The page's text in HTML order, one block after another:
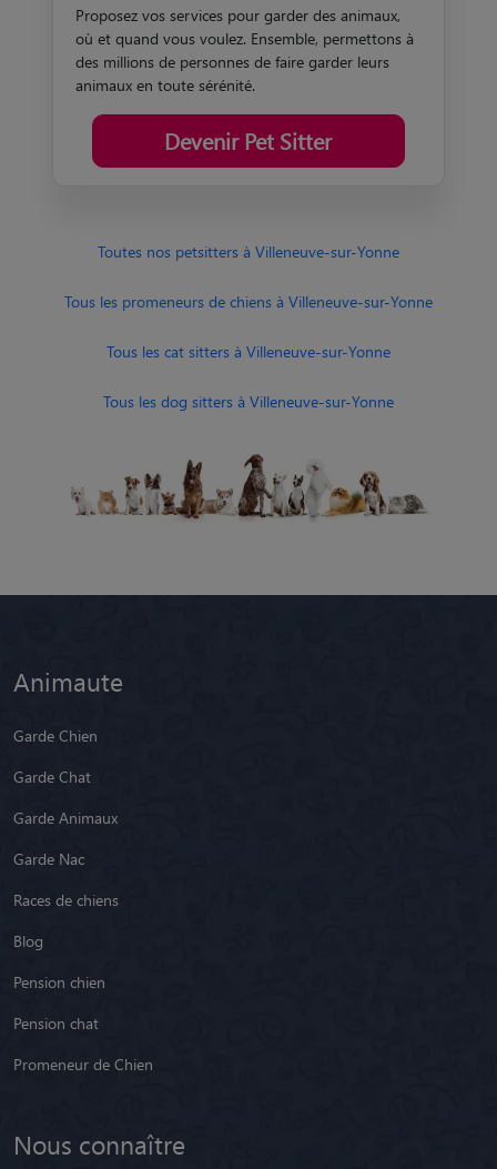
Proposez vos services pour garder des animaux,
où et quand vous voulez. Ensemble, permettons à
des millions de personnes de faire garder leurs
animaux en toute sérénité.
Devenir Pet Sitter
Toutes nos petsitters à Villeneuve-sur-Yonne
Tous les promeneurs de chiens à Villeneuve-sur-Yonne
Tous les cat sitters à Villeneuve-sur-Yonne
Tous les dog sitters à Villeneuve-sur-Yonne
Animaute
Garde Chien
Garde Chat
Garde Animaux
Garde Nac
Races de chiens
Blog
Pension chien
Pension chat
Promeneur de Chien
Nous connaître